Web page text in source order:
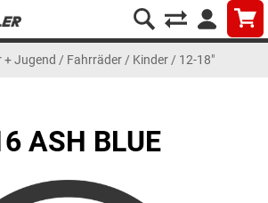
+ Jugend / Fahrräder / Kinder / 12-18"
ASH BLUE